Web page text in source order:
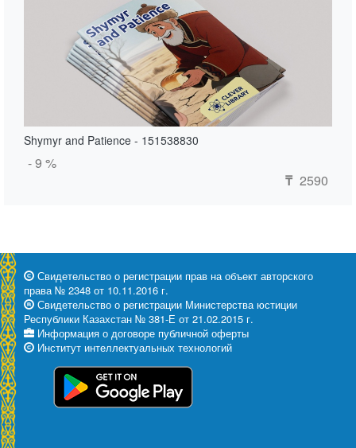
Shymyr and Patience - 151538830
- 9 %
₸ 2590
Свидетельство о регистрации прав на объект авторского
права № 2348 от 10.11.2016 г.
Свидетельство о регистрации Министерства юстиции
Республики Казахстан № 381-Е от 21.02.2015 г.
Информация о договоре публичной оферты
Институт интеллектуальных технологий